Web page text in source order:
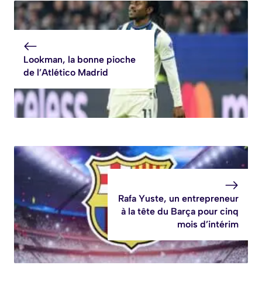
Lookman, la bonne pioche
de l’Atlético Madrid
Rafa Yuste, un entrepreneur
à la tête du Barça pour cinq
mois d’intérim